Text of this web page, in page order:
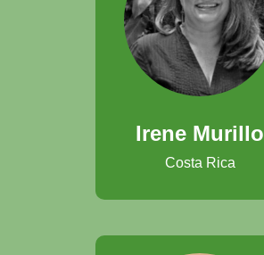
Irene Murillo
Costa Rica